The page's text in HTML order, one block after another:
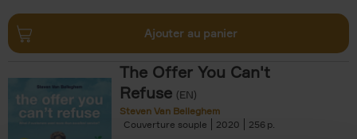
Ajouter au panier
The Offer You Can't
Refuse (EN)
Steven Van Belleghem
Couverture souple
2020 256